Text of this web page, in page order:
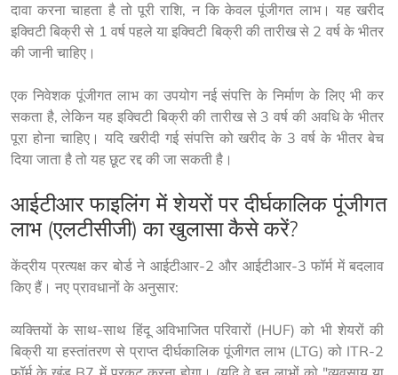
दावा करना चाहता है तो पूरी राशि, न कि केवल पूंजीगत लाभ। यह खरीद
इक्विटी बिक्री से 1 वर्ष पहले या इक्विटी बिक्री की तारीख से 2 वर्ष के भीतर
एक निवेशक पूंजीगत लाभ का उपयोग नई संपत्ति के निर्माण के लिए भी कर
सकता है, लेकिन यह इक्विटी बिक्री की तारीख से 3 वर्ष की अवधि के भीतर
पूरा होना चाहिए। यदि खरीदी गई संपत्ति को खरीद के 3 वर्ष के भीतर बेच
दिया जाता है तो यह छूट रद्द की जा सकती है।
आईटीआर फाइलिंग में शेयरों पर दीर्घकालिक पूंजीगत
लाभ (एलटीसीजी) का खुलासा कैसे करें?
केंद्रीय प्रत्यक्ष कर बोर्ड ने आईटीआर-2 और आईटीआर-3 फॉर्म में बदलाव
किए हैं। नए प्रावधानों के अनुसार:
व्यक्तियों के साथ-साथ हिंदू अविभाजित परिवारों (HUF) को भी शेयरों की
बिक्री या हस्तांतरण से प्राप्त दीर्घकालिक पूंजीगत लाभ (LTG) को ITR-2